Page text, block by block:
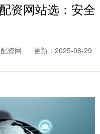
资网站选：安全
资网
更新：2025-06-29